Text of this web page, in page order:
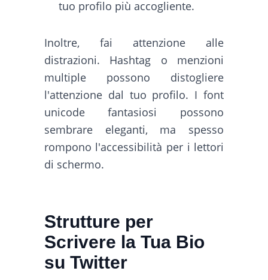
tuo profilo più accogliente.
Inoltre, fai attenzione alle
distrazioni. Hashtag o menzioni
multiple possono distogliere
l'attenzione dal tuo profilo. I font
unicode fantasiosi possono
sembrare eleganti, ma spesso
rompono l'accessibilità per i lettori
di schermo.
Strutture per
Scrivere la Tua Bio
su Twitter